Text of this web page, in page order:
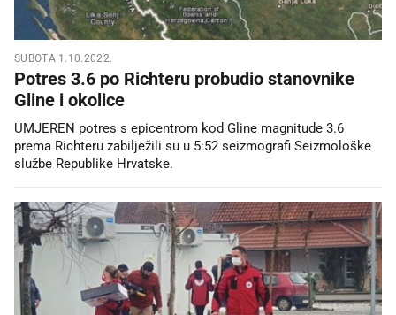
SUBOTA 1.10.2022.
Potres 3.6 po Richteru probudio stanovnike
Gline i okolice
UMJEREN potres s epicentrom kod Gline magnitude 3.6
prema Richteru zabilježili su u 5:52 seizmografi Seizmološke
službe Republike Hrvatske.